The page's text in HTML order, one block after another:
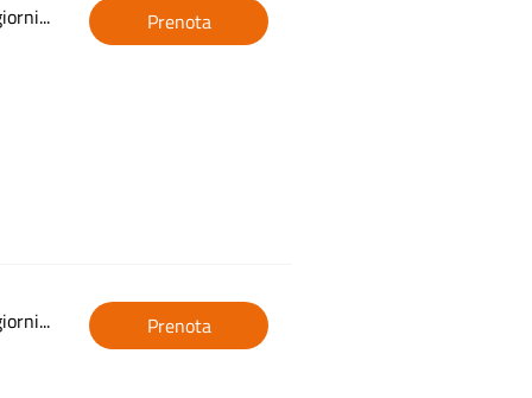
Prenota
Prenota